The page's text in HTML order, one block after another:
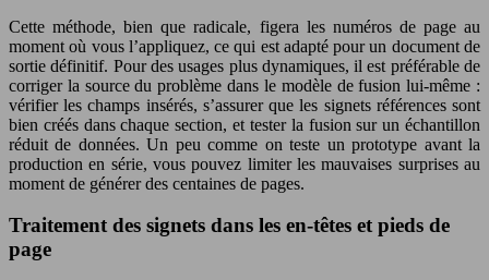
Cette méthode, bien que radicale, figera les numéros de page au
moment où vous l’appliquez, ce qui est adapté pour un document de
sortie définitif. Pour des usages plus dynamiques, il est préférable de
corriger la source du problème dans le modèle de fusion lui-même :
vérifier les champs insérés, s’assurer que les signets références sont
bien créés dans chaque section, et tester la fusion sur un échantillon
réduit de données. Un peu comme on teste un prototype avant la
production en série, vous pouvez limiter les mauvaises surprises au
moment de générer des centaines de pages.
Traitement des signets dans les en-têtes et pieds de
page